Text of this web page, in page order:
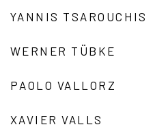
YANNIS TSAROUCHIS
WERNER TÜBKE
PAOLO VALLORZ
XAVIER VALLS